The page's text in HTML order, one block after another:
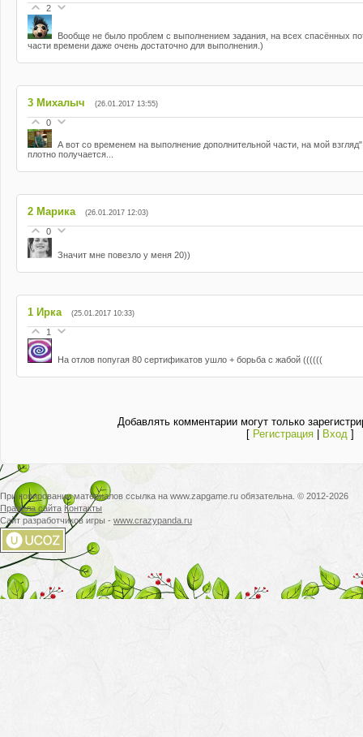
2
Вообще не было проблем с выполнением задания, на всех спасённых
части времени даже очень достаточно для выполнения.)
3 Михалыч (26.01.2017 13:55)
0
А вот со временем на выполнение дополнительной части, на мой
плотно получается...
2 Марика (26.01.2017 12:03)
0
Значит мне повезло у меня 20))
1 Ирка (25.01.2017 10:33)
1
На отлов попугая 80 сертификатов ушло + борьба с жабой ((((((
Добавлять комментарии могут только
[ Регистрация| Вход]
При копировании материалов ссылка на www.zapgame.ru обязательна. © 2012-2026
Правила сайта Контакты
Сайт разработчиков игры - www.crazypanda.ru